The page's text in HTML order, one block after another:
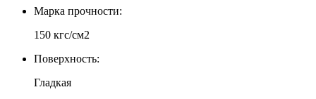
Марка прочности:
150 кгс/см2
Поверхность:
Гладкая